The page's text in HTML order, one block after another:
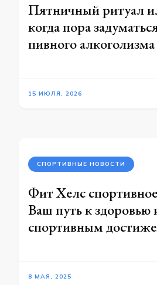
Пятничный ритуал
когда пора
пивного алкоголизма
15 ИЮЛЯ, 2026
СПОРТИВНЫЕ НОВОСТИ
Фит Хелс
Ваш путь к здоровью
спортивным
8 МАЯ, 2025